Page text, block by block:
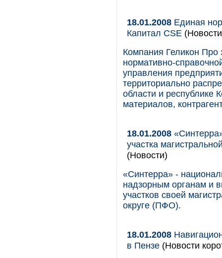
18.01.2008 Единая
Капитал CSE
Компания Геликон Про
нормативно-
управления
территориально
области и республике
материалов,
18.01.2008
участка
(Новости)
«Синтерра» -
надзорным органам и
участков своей
округе (ПФО).
18.01.2008
в Пензе (Новости